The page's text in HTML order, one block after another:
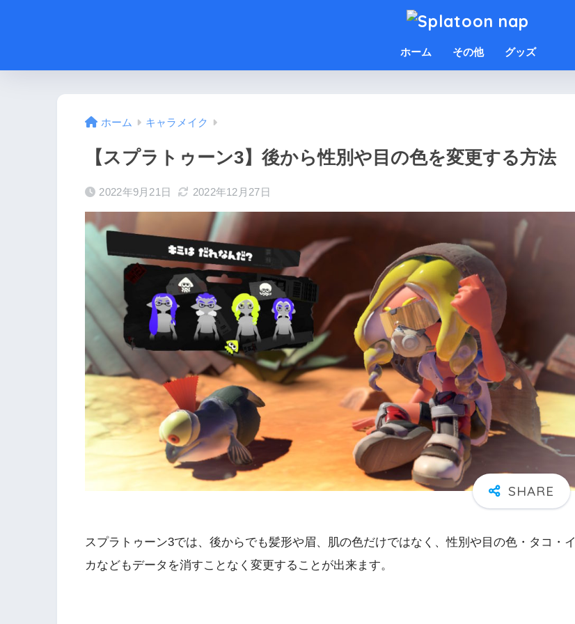
ホーム その他 グッズ
ホーム キャラメイク
【スプラトゥーン3】後から性別や目の色を変更する方法
2022年9月21日 2022年12月27日
スプラトゥーン3では、後からでも髪形や眉、肌の色だけではなく、性別や目の色・タコ・イ
カなどもデータを消すことなく変更することが出来ます。